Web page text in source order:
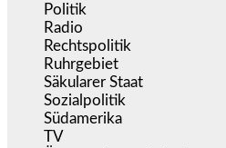
Politik
Radio
Rechtspolitik
Ruhrgebiet
Säkularer Staat
Sozialpolitik
Südamerika
TV